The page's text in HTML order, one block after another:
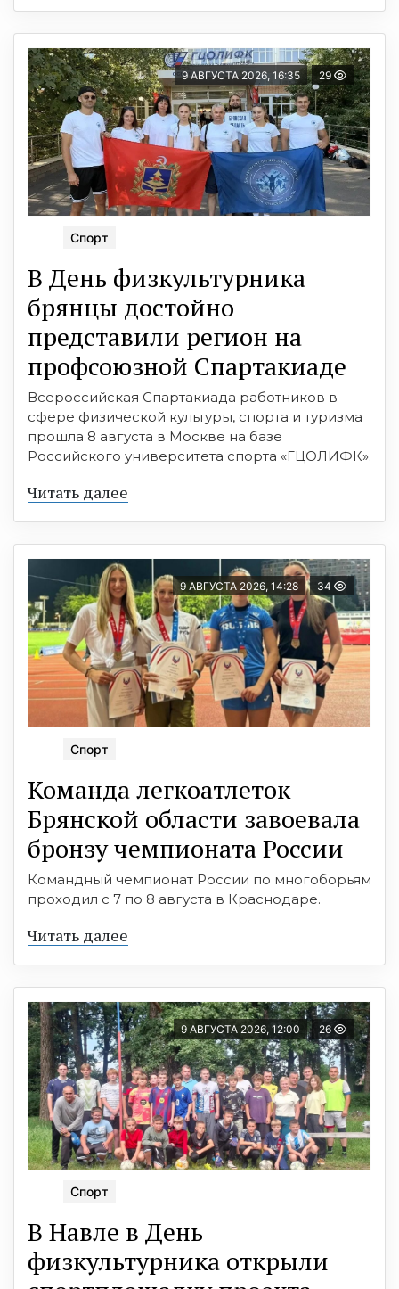
9 АВГУСТА 2026, 16:35 29
Спорт
В День физкультурника
брянцы достойно
представили регион на
профсоюзной Спартакиаде
Всероссийская Спартакиада работников в
сфере физической культуры, спорта и туризма
прошла 8 августа в Москве на базе
Российского университета спорта «ГЦОЛИФК».
Читать далее
9 АВГУСТА 2026, 14:28 34
Спорт
Команда легкоатлеток
Брянской области завоевала
бронзу чемпионата России
Командный чемпионат России по многоборьям
проходил с 7 по 8 августа в Краснодаре.
Читать далее
9 АВГУСТА 2026, 12:00 26
Спорт
В Навле в День
физкультурника открыли